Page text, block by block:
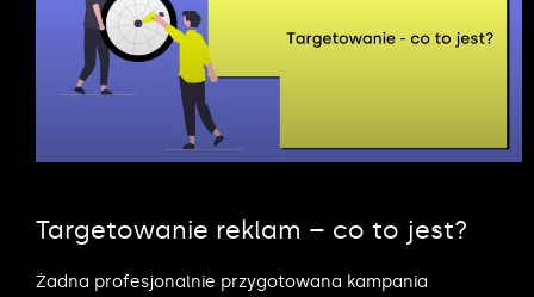
Targetowanie reklam – co to jest?
Żadna profesjonalnie przygotowana kampania